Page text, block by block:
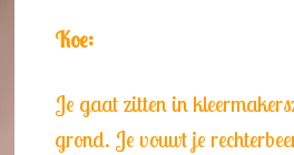
Koe:
Je gaat zitten in
grond. Je vouwt je